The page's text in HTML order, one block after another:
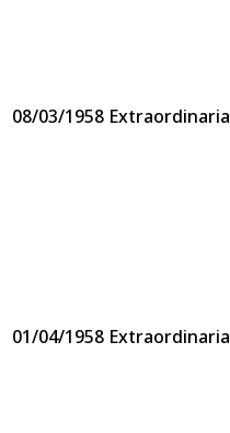
08/03/1958 Extraordinaria
01/04/1958 Extraordinaria